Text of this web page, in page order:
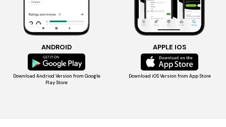
ANDROID
Download Andriod Version from Google
Play Store
APPLE IOS
Download iOS Version from App Store